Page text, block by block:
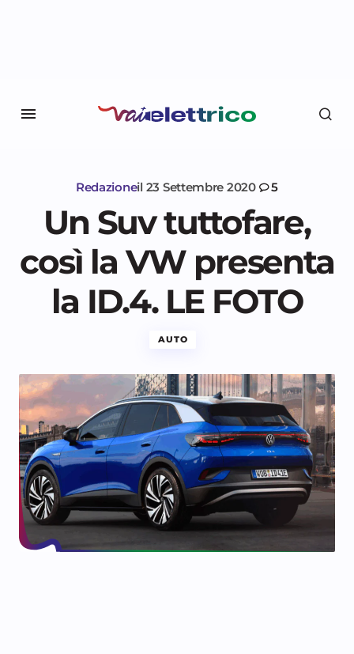
Redazioneil 23 Settembre 2020 5
Un Suv tuttofare,
così la VW presenta
la ID.4. LE FOTO
AUTO